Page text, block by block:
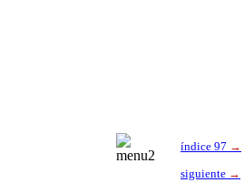
índice 97 →
siguiente →